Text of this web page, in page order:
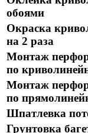
обоями
Окраска
на 2 раза
Монтаж
по
Монтаж
по
Шпатлевка
Грунтовка